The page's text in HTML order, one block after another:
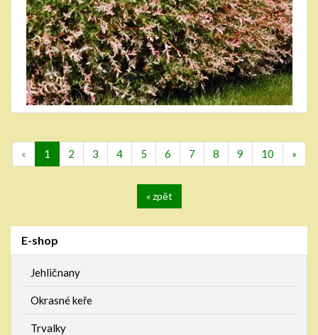
« 1 (current)
2 3 4 5 6 7 8 9 10 »
« zpět
E-shop
Jehličnany
Okrasné keře
Trvalky